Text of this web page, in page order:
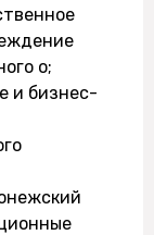
о;
и бизнес-